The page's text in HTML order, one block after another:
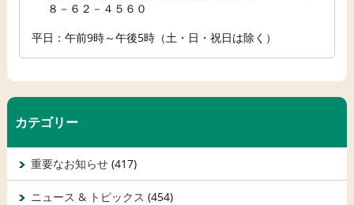
８－６２－４５６０
平日：午前9時～午後5時（土・日・祝日は除く）
カテゴリー
重要なお知らせ(417)
ニュース & トピックス (454)